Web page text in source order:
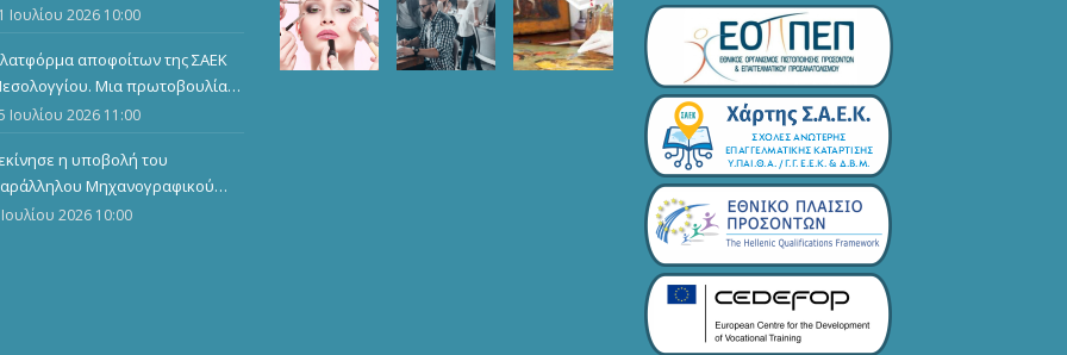
καταρτιζόμενους
Ιουλίου 2026 10:00
αποφοίτων της ΣΑΕΚ
Μια πρωτοβουλία
ενώνει, αναδεικνύει και
Ιουλίου 2026 11:00
η υποβολή του
Μηχανογραφικού
2026 10:00